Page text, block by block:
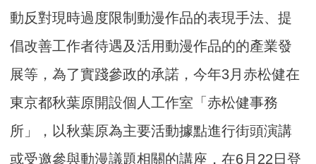
動反對現時過度限制動漫作品的表現手法、提
倡改善工作者待遇及活用動漫作品的的產業發
展等，為了實踐參政的承諾，今年3月赤松健在
東京都秋葉原開設個人工作室「赤松健事務
所」，以秋葉原為主要活動據點進行街頭演講
或受邀參與動漫議題相關的講座，在6月22日登